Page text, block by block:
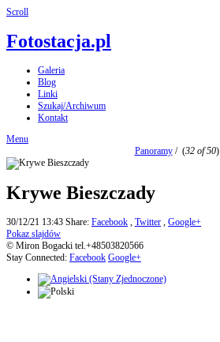
Scroll
Fotostacja.pl
Galeria
Blog
Linki
Szukaj/Archiwum
Kontakt
Menu
Panoramy/ (32 of 50)
Krywe Bieszczady
30/12/21 13:43 Share: Facebook , Twitter , Google+
Pokaz slajdów
© Miron Bogacki tel.+48503820566
Stay Connected: Facebook Google+